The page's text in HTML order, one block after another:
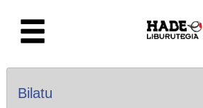
Eskuratu berriak -
Bilatu